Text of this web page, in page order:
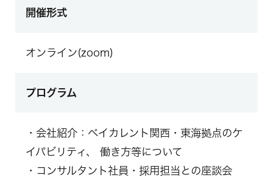
開催形式
オンライン(zoom)
プログラム
・会社紹介：ベイカレント関西・東海拠点のケ
イパビリティ、 働き方等について
・コンサルタント社員・採用担当との座談会